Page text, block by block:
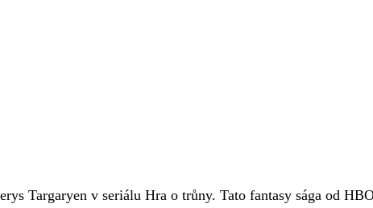
Targaryen v seriálu Hra o trůny. Tato fantasy sága od